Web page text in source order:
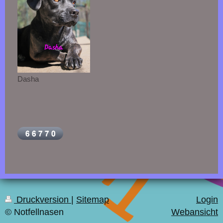
Dasha
Druckversion
Sitemap
© Notfellnasen
Login
Webansicht